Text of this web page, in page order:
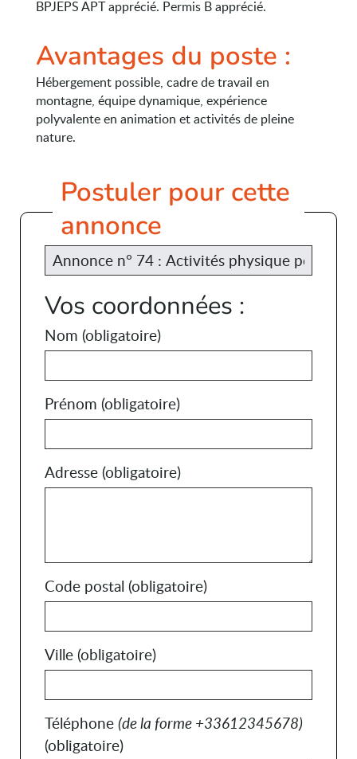
BPJEPS APT apprécié. Permis B apprécié.
Avantages du poste :
Hébergement possible, cadre de travail en
montagne, équipe dynamique, expérience
polyvalente en animation et activités de pleine
nature.
Postuler pour cette
annonce
Vos coordonnées :
Nom (obligatoire)
Prénom (obligatoire)
Adresse (obligatoire)
Code postal (obligatoire)
Ville (obligatoire)
Téléphone (de la forme +33612345678)
(obligatoire)